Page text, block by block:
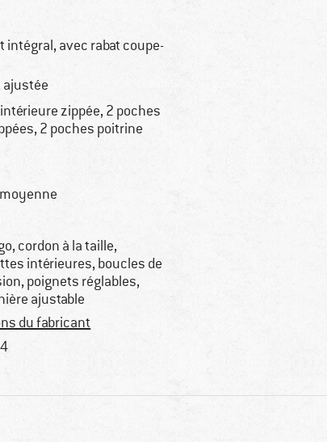
intégral, avec rabat coupe-
ajustée
zippée, 2 poches
2 poches poitrine
cordon à la taille,
intérieures, boucles de
poignets réglables,
ajustable
du fabricant